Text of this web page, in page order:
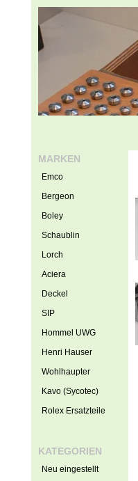
MARKEN
Emco
Bergeon
Boley
Schaublin
Lorch
Aciera
Deckel
SIP
Hommel UWG
Henri Hauser
Wohlhaupter
Kavo (Sycotec)
Rolex Ersatzteile
KATEGORIEN
Neu eingestellt